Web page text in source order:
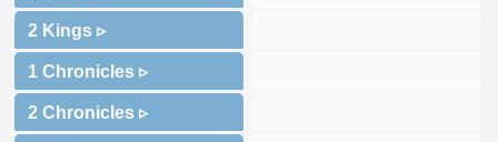
2 Kings ▹
1 Chronicles ▹
2 Chronicles ▹